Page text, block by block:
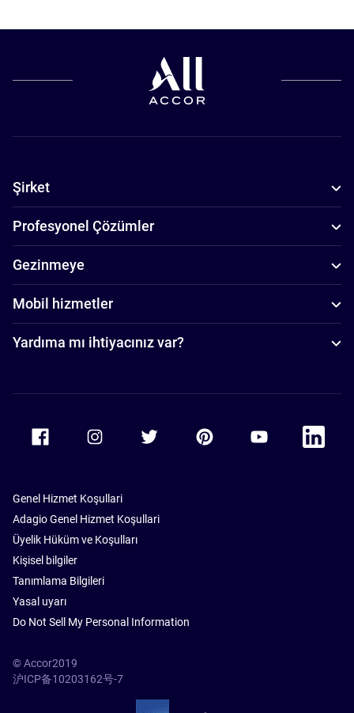
Şirket
Profesyonel Çözümler
Gezinmeye
Mobil hizmetler
Yardıma mı ihtiyacınız var?
Accor Facebook Accor TwitterAccor PinterestAccor Youtube
Accor
Genel Hizmet Koşullari
Adagio Genel Hizmet Koşullari
Üyelik Hüküm ve Koşulları
Kişisel bilgiler
Tanımlama Bilgileri
Yasal uyarı
Do Not Sell My Personal Information
© Accor2019
沪ICP备10203162号-7